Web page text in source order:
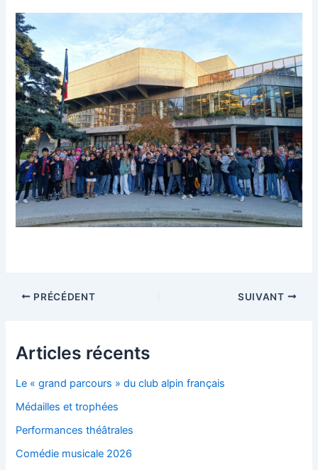
NavigationPRÉCÉDENT SUIVANT
Articles récents
Le « grand parcours » du club alpin français
Médailles et trophées
Performances théâtrales
Comédie musicale 2026